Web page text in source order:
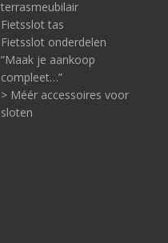
terrasmeubilair
Fietsslot tas
Fietsslot onderdelen
“Maak je aankoop
compleet…”
> Méér accessoires voor
sloten